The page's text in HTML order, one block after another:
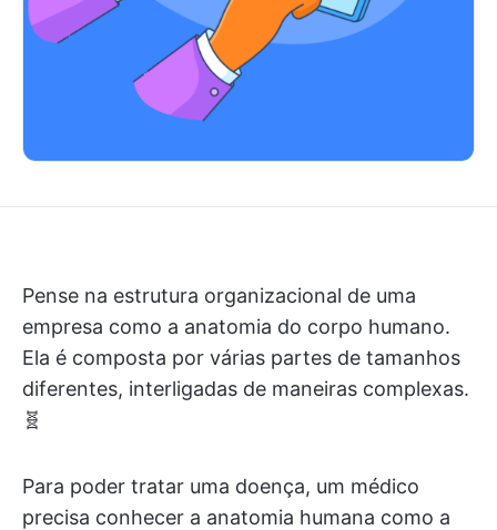
Pense na estrutura organizacional de uma
empresa como a anatomia do corpo humano.
Ela é composta por várias partes de tamanhos
diferentes, interligadas de maneiras complexas.
🧬
Para poder tratar uma doença, um médico
precisa conhecer a anatomia humana como a